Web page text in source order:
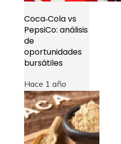
Coca‑Cola vs
PepsiCo: análisis
de
oportunidades
bursátiles
Hace 1 año